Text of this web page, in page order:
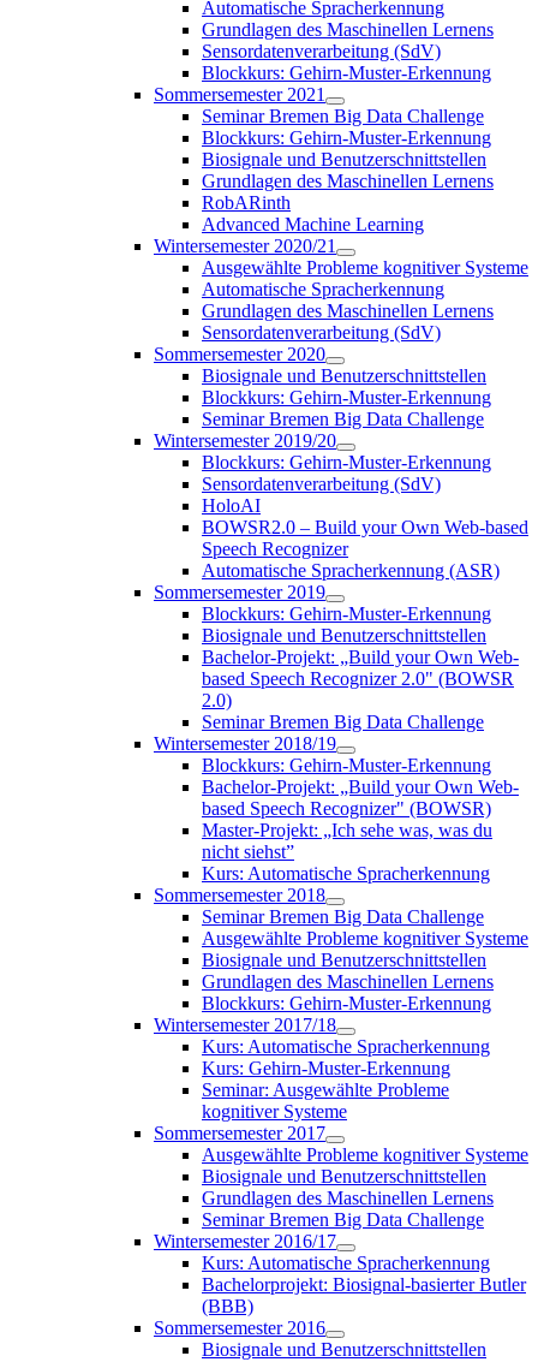
Automatische Spracherkennung
Grundlagen des Maschinellen Lernens
Sensordatenverarbeitung (SdV)
Blockkurs: Gehirn-Muster-Erkennung
Sommersemester 2021
Seminar Bremen Big Data Challenge
Blockkurs: Gehirn-Muster-Erkennung
Biosignale und Benutzerschnittstellen
Grundlagen des Maschinellen Lernens
RobARinth
Advanced Machine Learning
Wintersemester 2020/21
Ausgewählte Probleme kognitiver Systeme
Automatische Spracherkennung
Grundlagen des Maschinellen Lernens
Sensordatenverarbeitung (SdV)
Sommersemester 2020
Biosignale und Benutzerschnittstellen
Blockkurs: Gehirn-Muster-Erkennung
Seminar Bremen Big Data Challenge
Wintersemester 2019/20
Blockkurs: Gehirn-Muster-Erkennung
Sensordatenverarbeitung (SdV)
HoloAI
BOWSR2.0 – Build your Own Web-based
Speech Recognizer
Automatische Spracherkennung (ASR)
Sommersemester 2019
Blockkurs: Gehirn-Muster-Erkennung
Biosignale und Benutzerschnittstellen
Bachelor-Projekt: „Build your Own Web-
based Speech Recognizer 2.0" (BOWSR
2.0)
Seminar Bremen Big Data Challenge
Wintersemester 2018/19
Blockkurs: Gehirn-Muster-Erkennung
Bachelor-Projekt: „Build your Own Web-
based Speech Recognizer" (BOWSR)
Master-Projekt: „Ich sehe was, was du
nicht siehst”
Kurs: Automatische Spracherkennung
Sommersemester 2018
Seminar Bremen Big Data Challenge
Ausgewählte Probleme kognitiver Systeme
Biosignale und Benutzerschnittstellen
Grundlagen des Maschinellen Lernens
Blockkurs: Gehirn-Muster-Erkennung
Wintersemester 2017/18
Kurs: Automatische Spracherkennung
Kurs: Gehirn-Muster-Erkennung
Seminar: Ausgewählte Probleme
kognitiver Systeme
Sommersemester 2017
Ausgewählte Probleme kognitiver Systeme
Biosignale und Benutzerschnittstellen
Grundlagen des Maschinellen Lernens
Seminar Bremen Big Data Challenge
Wintersemester 2016/17
Kurs: Automatische Spracherkennung
Bachelorprojekt: Biosignal-basierter Butler
(BBB)
Sommersemester 2016
Biosignale und Benutzerschnittstellen